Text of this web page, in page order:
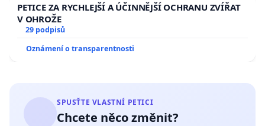
PETICE ZA RYCHLEJŠÍ A ÚČINNĚJŠÍ OCHRANU ZVÍŘAT
V OHROŽE
29 podpisů
Oznámení o transparentnosti
SPUSŤTE VLASTNÍ PETICI
Chcete něco změnit?